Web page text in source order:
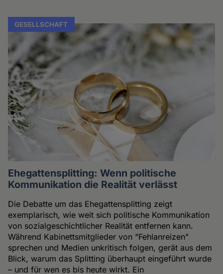
GESELLSCHAFT
Ehegattensplitting: Wenn politische
Kommunikation die Realität verlässt
Die Debatte um das Ehegattensplitting zeigt
exemplarisch, wie weit sich politische Kommunikation
von sozialgeschichtlicher Realität entfernen kann.
Während Kabinettsmitglieder von "Fehlanreizen"
sprechen und Medien unkritisch folgen, gerät aus dem
Blick, warum das Splitting überhaupt eingeführt wurde
– und für wen es bis heute wirkt. Ein